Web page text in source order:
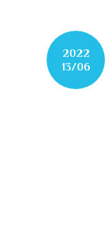
2022
13/06